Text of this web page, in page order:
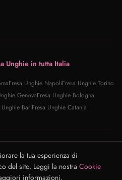
la tua esperienza di
del sito. Leggi la nostra Cookie
informazioni.
Unghie in tutta Italia
Fresa Unghie NapoliFresa Unghie Torino
GenovaFresa Unghie Bologna
Unghie BariFresa Unghie Catania
· Italia (IT)
Termini · Cookie